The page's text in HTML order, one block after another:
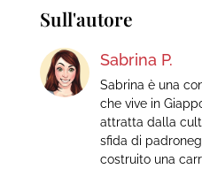
Sull'autore
Sabrina P.
Sabrina è una
che vive in
attratta dalla
sfida di
costruito una